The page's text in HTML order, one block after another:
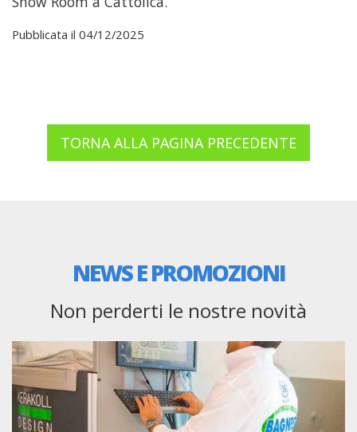
Pubblicata il 04/12/2025
TORNA ALLA PAGINA PRECEDENTE
NEWS E PROMOZIONI
Non perderti le nostre novità